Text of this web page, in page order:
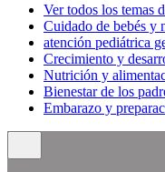
Ver todos los temas
Cuidado de bebés y
atención pediátrica
Crecimiento y
Nutrición y
Bienestar de los
Embarazo y